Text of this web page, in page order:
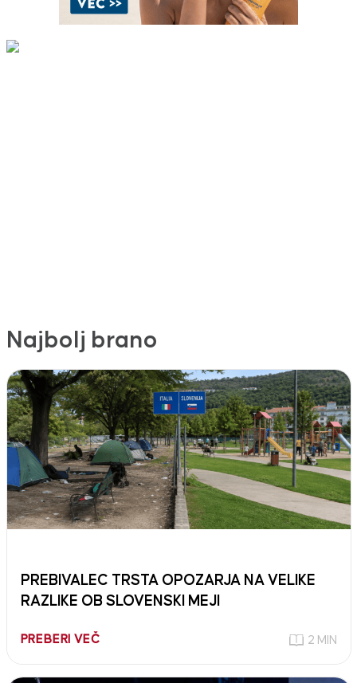
Najbolj brano
PREBIVALEC TRSTA OPOZARJA NA VELIKE
RAZLIKE OB SLOVENSKI MEJI
PREBERI VEČ 2 MIN